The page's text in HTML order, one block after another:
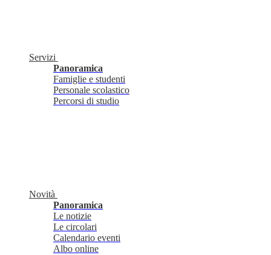
Servizi
Panoramica
Famiglie e studenti
Personale scolastico
Percorsi di studio
Novità
Panoramica
Le notizie
Le circolari
Calendario eventi
Albo online